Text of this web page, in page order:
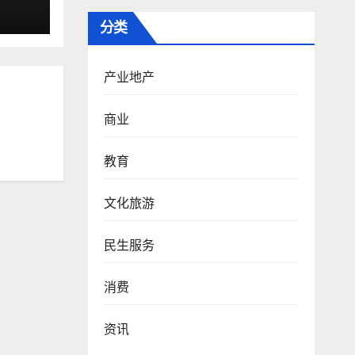
分类
产业地产
商业
教育
文化旅游
民生服务
消费
资讯